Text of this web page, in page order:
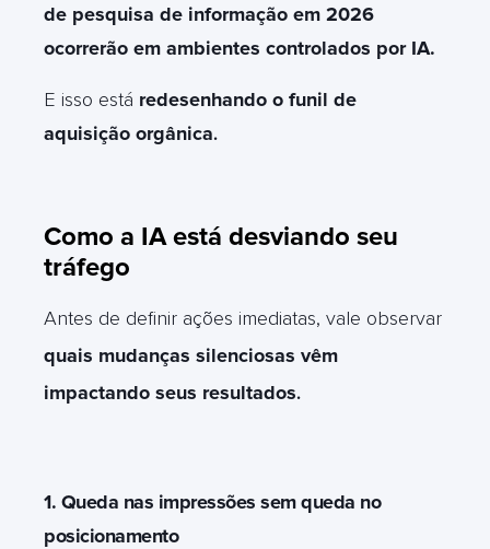
de pesquisa de informação em 2026
ocorrerão em ambientes controlados por IA.
E isso está redesenhando o funil de
aquisição orgânica.
Como a IA está desviando seu
tráfego
Antes de definir ações imediatas, vale observar
quais mudanças silenciosas vêm
impactando seus resultados.
1. Queda nas impressões sem queda no
posicionamento